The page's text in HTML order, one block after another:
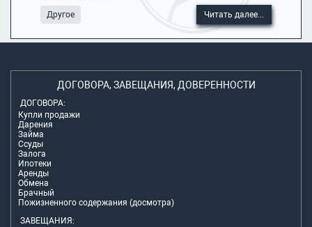
Другое Читать далее...
ДОГОВОРА, ЗАВЕЩАНИЯ, ДОВЕРЕННОСТИ
ДОГОВОРА:
Купли продажи
Дарения
Займа
Ссуды
Залога
Ипотеки
Аренды
Обмена
Брачный
Пожизненного содержания (досмотра)
ЗАВЕЩАНИЯ: